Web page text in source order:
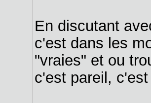
En discutant
c'est dans les
"vraies" et ou
c'est pareil,